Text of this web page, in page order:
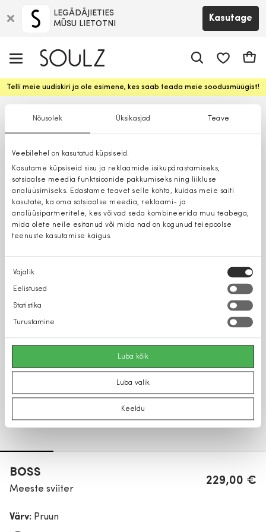
Nõusolek Üksikasjad Teave
Veebilehel on kasutatud küpsiseid.
Kasutame küpsiseid sisu ja reklaamide isikupärastamiseks,
sotsiaalse meedia funktsioonide pakkumiseks ning liikluse
analüüsimiseks. Edastame teavet selle kohta, kuidas meie saiti
kasutate, ka oma sotsiaalse meedia, reklaami- ja
analüüsipartneritele, kes võivad seda kombineerida muu teabega,
mida olete neile esitanud või mida nad on kogunud teiepoolse
teenuste kasutamise käigus.
Nõusoleku
valik
Vajalik
Eelistused
Statistika
Turustamine
Luba kõik
Luba valik
Keeldu
LEGĀDĀJIETIES
MŪSU LIETOTNI
Kasutage
Telli meie uudiskiri ja ole esimene, kes saab teada meie soodusmüügist!
BOSS
Meeste sviiter
229,00 €
Värv: Pruun